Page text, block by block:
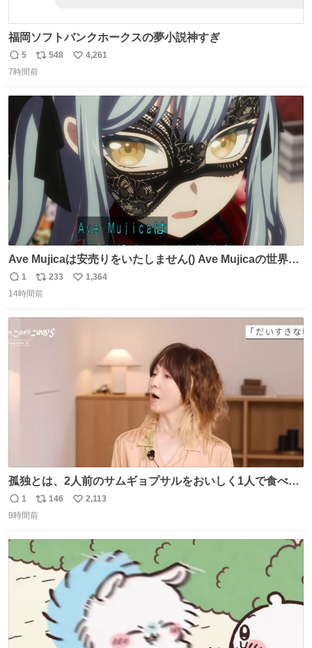
福岡ソフトバンクホークスの夢小説神すぎ
返
信
5
リ
ポ
数
548
い
数
4,261
7時間前
Ave Mujicaは安売りをいたしません() Ave Mujicaの世界観
が壊れてしまいますわ()
返
信
1
リ
ポ
ト
233
い
1,364
14時間前
孤独とは、2人前のサムギョプサルをおいしく1人で食べる
ことである←好きすぎる
返
信
1
リ
ポ
ト
数
146
い
2,113
9時間前